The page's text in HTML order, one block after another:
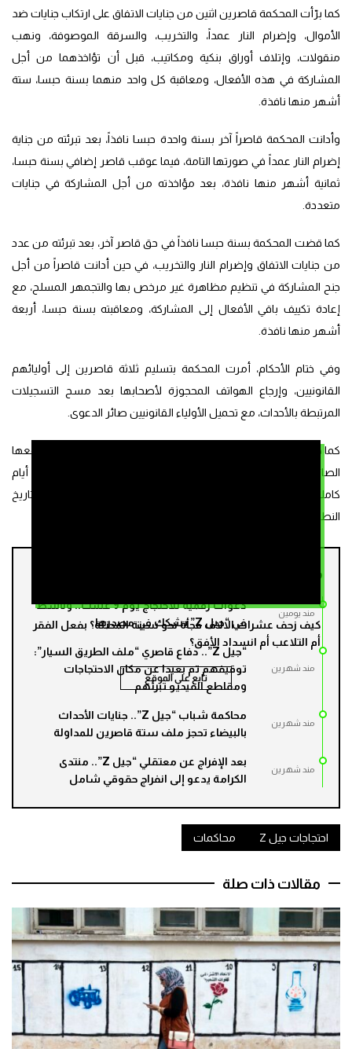
كيف زحف عشرات الالاف فجأة نحو سبتة المحتلة؟ بفعل الفقر
أم التلاعب أم انسداد الأفق؟
تابع على الموقع
كما برّأت المحكمة قاصرين اثنين من جنايات الاتفاق على ارتكاب جنايات ضد
الأموال، وإضرام النار عمداً، والتخريب، والسرقة الموصوفة، ونهب
منقولات، وإتلاف أوراق بنكية ومكاتيب، قبل أن تؤاخذهما من أجل
المشاركة في هذه الأفعال، ومعاقبة كل واحد منهما بسنة حبسا، ستة
أشهر منها نافذة.
وأدانت المحكمة قاصراً آخر بسنة واحدة حبسا نافذاً، بعد تبرئته من جناية
إضرام النار عمداً في صورتها التامة، فيما عوقب قاصر إضافي بسنة حبسا،
ثمانية أشهر منها نافذة، بعد مؤاخذته من أجل المشاركة في جنايات
متعددة.
كما قضت المحكمة بسنة حبسا نافذاً في حق قاصر آخر، بعد تبرئته من عدد
من جنايات الاتفاق وإضرام النار والتخريب، في حين أدانت قاصراً من أجل
جنح المشاركة في تنظيم مظاهرة غير مرخص بها والتجمهر المسلح، مع
إعادة تكييف باقي الأفعال إلى المشاركة، ومعاقبته بسنة حبسا، أربعة
أشهر منها نافذة.
وفي ختام الأحكام، أمرت المحكمة بتسليم ثلاثة قاصرين إلى أوليائهم
القانونيين، وإرجاع الهواتف المحجوزة لأصحابها بعد مسح التسجيلات
المرتبطة بالأحداث، مع تحميل الأولياء القانونيين صائر الدعوى.
كما صرحت المحكمة بعدم قبول الدعوى المدنية التابعة، مع تحميل رافعها
الصائر، وأشعرت جميع المتهمين بأن لهم أجلاً قانونياً مدته عشرة أيام
كاملة للطعن في هذه الأحكام عن طريق الاستئناف، ابتداءً من تاريخ
النطق بها.
من نفس الملف
مند يومين
دعوات رقمية للاحتجاج يوم 9 غشت.. وناشط
في “جيل Z” يشكك في مصدرها
مند شهرين
“جيل Z”.. دفاع قاصري “ملف الطريق السيار”:
توقيفهم تم بعيدا عن مكان الاحتجاجات
ومقاطع الفيديو تبرئهم
مند شهرين
محاكمة شباب “جيل Z”.. جنايات الأحداث
بالبيضاء تحجز ملف ستة قاصرين للمداولة
مند شهرين
بعد الإفراج عن معتقلي “جيل Z”.. منتدى
الكرامة يدعو إلى انفراج حقوقي شامل
احتجاجات جيل Z محاكمات
مقالات ذات صلة